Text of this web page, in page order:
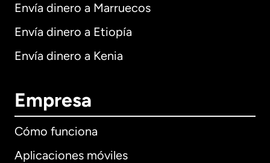
Envía dinero a Marruecos
Envía dinero a Etiopía
Envía dinero a Kenia
Empresa
Cómo funciona
Aplicaciones móviles